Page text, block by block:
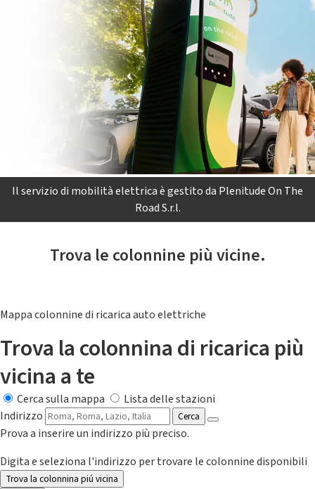
Il servizio di mobilità elettrica è gestito da Plenitude On The
Road S.r.l.
Trova le colonnine più vicine.
Mappa colonnine di ricarica auto elettriche
Trova la colonnina di ricarica più
vicina a te
Cerca sulla mappa
Lista delle stazioni
Indirizzo
Cerca
Prova a inserire un indirizzo più preciso.
Digita e seleziona l'indirizzo per trovare le colonnine disponibili
Trova la colonnina piú vicina